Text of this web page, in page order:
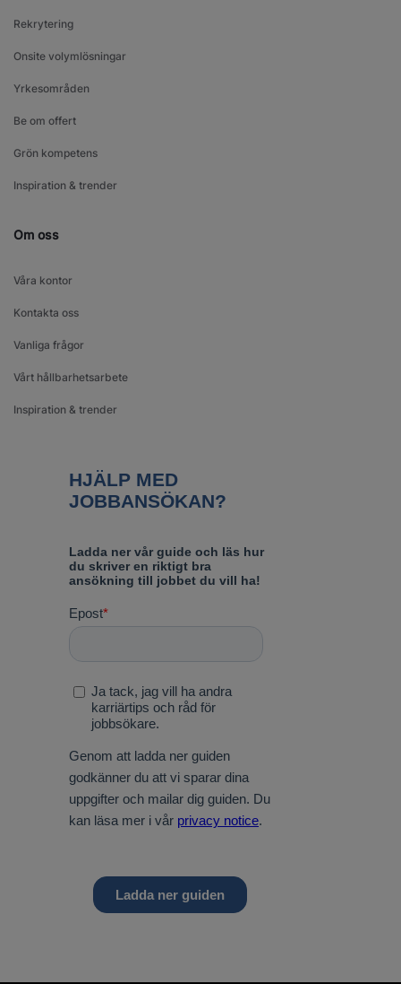
Rekrytering
Onsite volymlösningar
Yrkesområden
Be om offert
Grön kompetens
Inspiration & trender
Om oss
Våra kontor
Kontakta oss
Vanliga frågor
Vårt hållbarhetsarbete
Inspiration & trender